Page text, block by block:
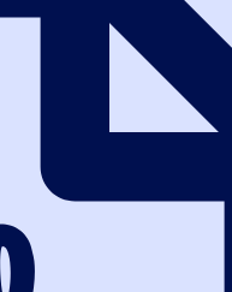
обучения для
обучения площадки РТС-
контроль проведения